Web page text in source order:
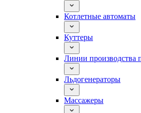
Котлетные автоматы
Куттеры
Линии производства
Льдогенераторы
Массажеры